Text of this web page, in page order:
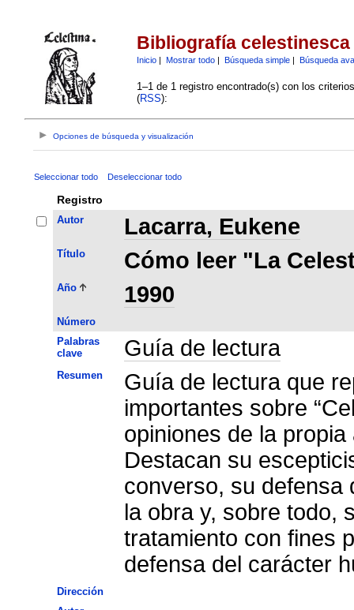
Bibliografía celestinesca
Inicio| Mostrar todo| Búsqueda simple| Búsqueda
1–1 de 1 registro encontrado(s) con los
(RSS):
Opciones de búsqueda y visualización
Seleccionar todo Deseleccionar todo
Registro
Autor Lacarra, Eukene
Título Cómo leer "La
Año 1990
Número
Palabras
clave
Guía de lectura
Resumen
Guía de lectura que
importantes sobre
opiniones de la
Destacan su
converso, su defensa
la obra y, sobre todo,
tratamiento con fines
defensa del carácter
Dirección